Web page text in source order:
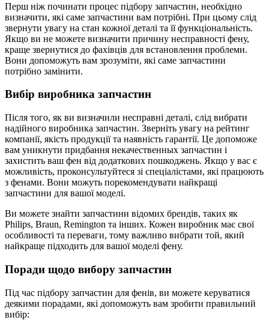
Перш ніж починати процес підбору запчастин, необхідно
визначити, які саме запчастини вам потрібні. При цьому слід
звернути увагу на стан кожної деталі та її функціональність.
Якщо ви не можете визначити причину несправності фену,
краще звернутися до фахівців для встановлення проблеми.
Вони допоможуть вам зрозуміти, які саме запчастини
потрібно замінити.
Вибір виробника запчастин
Після того, як ви визначили несправні деталі, слід вибрати
надійного виробника запчастин. Зверніть увагу на рейтинг
компанії, якість продукції та наявність гарантії. Це допоможе
вам уникнути придбання некачественных запчастин і
захистить ваш фен від додаткових пошкоджень. Якщо у вас є
можливість, проконсультуйтеся зі спеціалістами, які працюють
з фенами. Вони можуть порекомендувати найкращі
запчастини для вашої моделі.
Ви можете знайти запчастини відомих брендів, таких як
Philips, Braun, Remington та інших. Кожен виробник має свої
особливості та переваги, тому важливо вибрати той, який
найкраще підходить для вашої моделі фену.
Поради щодо вибору запчастин
Під час підбору запчастин для фенів, ви можете керуватися
деякими порадами, які допоможуть вам зробити правильний
вибір: